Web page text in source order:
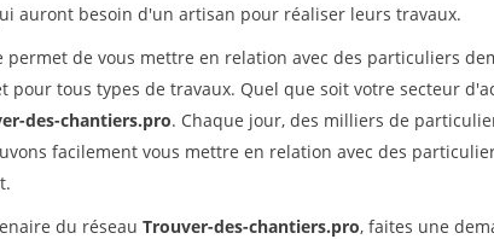
auront besoin d'un artisan pour réaliser leurs travaux.
permet de vous mettre en relation avec des particuliers
pour tous types de travaux. Quel que soit votre secteur
des-chantiers.pro. Chaque jour, des milliers de
facilement vous mettre en relation avec des
du réseau Trouver-des-chantiers.pro, faites une